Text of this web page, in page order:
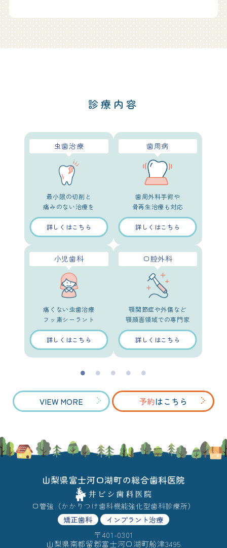
診療内容
虫歯治療
最小限の切削と
痛みのない治療を
詳しくはこちら
歯周病
歯周外科手術や
骨再生治療も対応
詳しくはこちら
小児歯科
痛くない虫歯治療
フッ素シーラント
詳しくはこちら
口腔外科
顎関節症や外傷など
顎顔面領域での専門家
詳しくはこちら
VIEW MORE 予約はこちら
山梨県富士河口湖町の総合歯科医院
口管強（かかりつけ歯科機能強化型歯科診療所）
矯正歯科
インプラント治療
〒401-0301
山梨県南都留郡富士河口湖町船津3495